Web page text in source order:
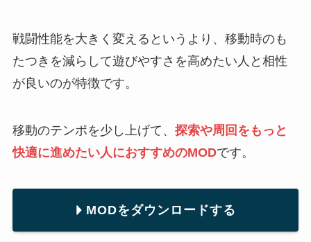
戦闘性能を大きく変えるというより、移動時のも
たつきを減らして遊びやすさを高めたい人と相性
が良いのが特徴です。
移動のテンポを少し上げて、 探索や周回をもっと
快適に進めたい人におすすめのMODです。
MODをダウンロードする